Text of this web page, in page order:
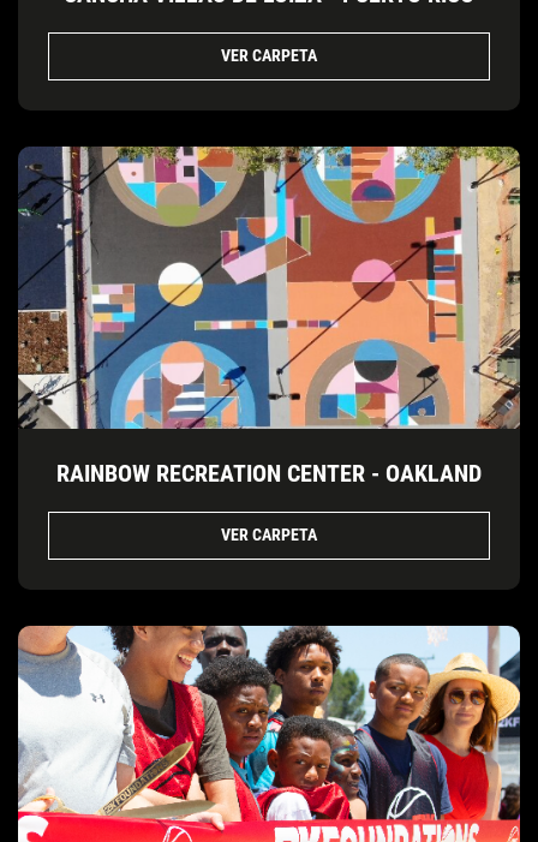
VER CARPETA
RAINBOW RECREATION CENTER - OAKLAND
VER CARPETA